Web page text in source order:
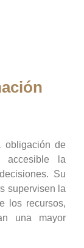
obligación de
accesible la
Su
supervisen la
los recursos,
una mayor